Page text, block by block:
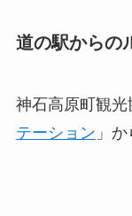
道の駅からの
神石高原町観光
テーション 」